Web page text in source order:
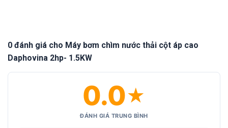
0 đánh giá cho Máy bơm chìm nước thải cột áp cao
Daphovina 2hp- 1.5KW
0.0★
ĐÁNH GIÁ TRUNG BÌNH